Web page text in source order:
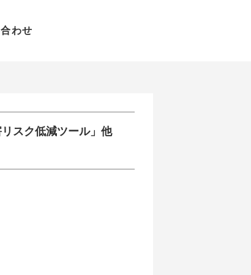
わせ
スク低減ツール」他